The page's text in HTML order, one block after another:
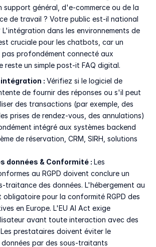
support général, d'e-commerce ou de la
de travail ? Votre public est-il national
dans les environnements de
cruciale pour les chatbots, car un
profondément connecté aux
reste un simple post-it FAQ digital.
: Vérifiez si le logiciel de
de fournir des réponses ou s'il peut
des transactions (par exemple, des
prises de rendez-vous, des annulations)
intégré aux systèmes backend
de réservation, CRM, SIRH, solutions
données & Conformité : Les
au RGPD doivent conclure un
traitance des données. L'hébergement au
obligatoire pour la conformité RGPD des
en Europe. L'EU AI Act exige
avant toute interaction avec des
prestataires doivent éviter le
par des sous-traitants